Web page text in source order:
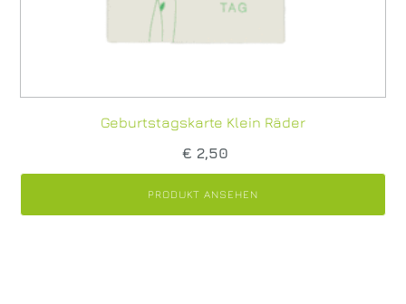
Geburtstagskarte Klein Räder
€ 2,50
PRODUKT ANSEHEN